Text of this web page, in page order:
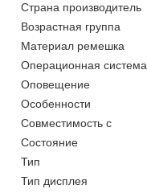
Страна производитель
Возрастная группа
Материал ремешка
Операционная система
Оповещение
Особенности
Совместимость с
Состояние
Тип
Тип дисплея